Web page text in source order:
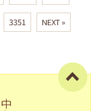
3351 NEXT »